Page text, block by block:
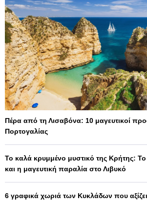
Πέρα από τη Λισαβόνα: 10 μαγευτικοί
Πορτογαλίας
Το καλά κρυμμένο μυστικό της Κρήτης:
και η μαγευτική παραλία στο Λιβυκό
6 γραφικά χωριά των Κυκλάδων που